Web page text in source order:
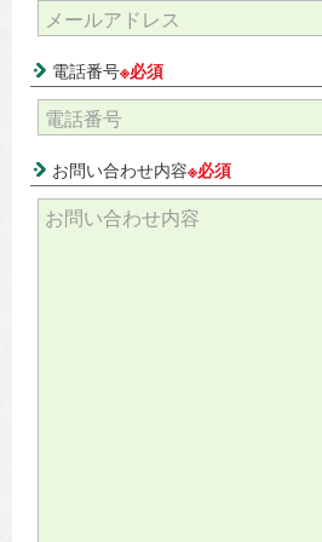
電話番号※必須
お問い合わせ内容※必須